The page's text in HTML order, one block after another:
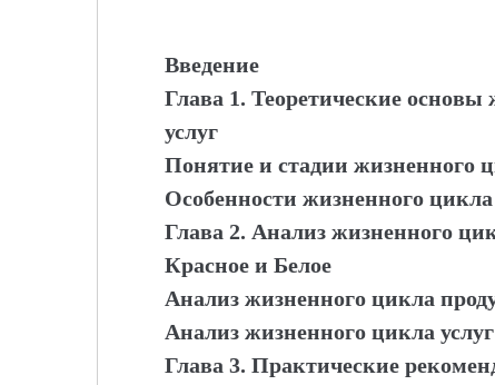
Введение
Глава 1. Теоретические
услуг
Понятие и стадии жизненного
Особенности жизненного цикла
Глава 2. Анализ жизненного
Красное и Белое
Анализ жизненного цикла
Анализ жизненного цикла
Глава 3. Практические